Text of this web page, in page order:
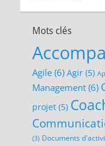
Mots clés
Agile (6) Agir (5)
Management (6)
projet (5)
(3) Documents